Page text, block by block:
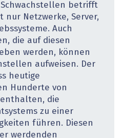
Schwachstellen betrifft
nur Netzwerke, Server,
Auch
die auf diesen
werden, können
aufweisen. Der
heutige
Hunderte von
die
zu einer
führen. Diesen
werdenden